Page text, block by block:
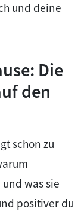
und deine
Die
den
schon zu
was sie
positiver du